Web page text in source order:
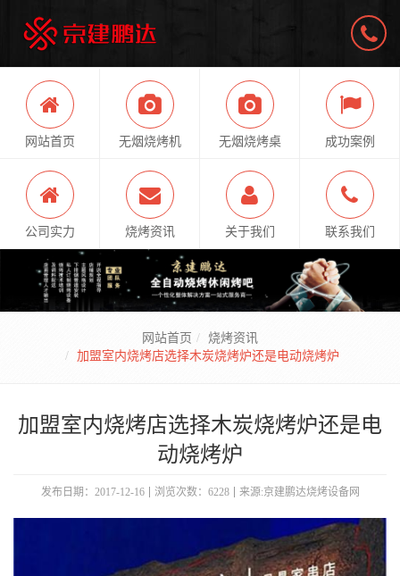
网站首页 无烟烧烤机 无烟烧烤桌 成功案例
公司实力 烧烤资讯 关于我们 联系我们
网站首页
烧烤资讯
加盟室内烧烤店选择木炭烧烤炉还是电动烧烤炉
加盟室内烧烤店选择木炭烧烤炉还是电
动烧烤炉
发布日期：2017-12-16 浏览次数：6228 来源:京建鹏达烧烤设备网